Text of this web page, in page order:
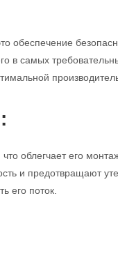
обеспечение
в самых
облегчает его
и предотвращают
его поток.